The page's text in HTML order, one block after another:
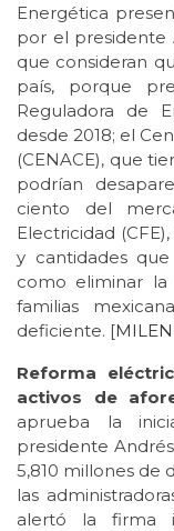
Energética
por el presidente
que consideran
país, porque
Reguladora de
desde 2018; el
(CENACE), que
podrían
ciento del
Electricidad
y cantidades
como eliminar
familias
deficiente. [
Reforma
activos de
aprueba la
presidente
5,810 millones de
las
alertó la firma